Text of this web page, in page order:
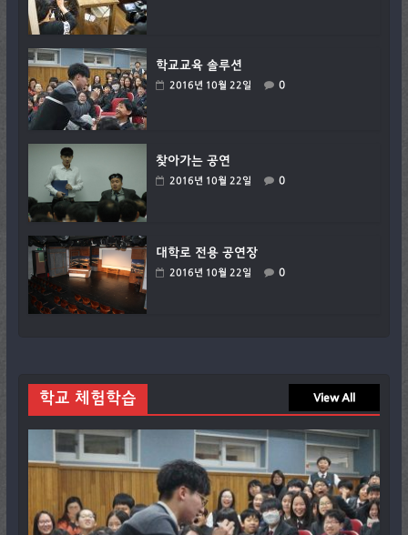
학교교육 솔루션
2016년 10월 22일 0
찾아가는 공연
2016년 10월 22일 0
대학로 전용 공연장
2016년 10월 22일 0
학교 체험학습 View All